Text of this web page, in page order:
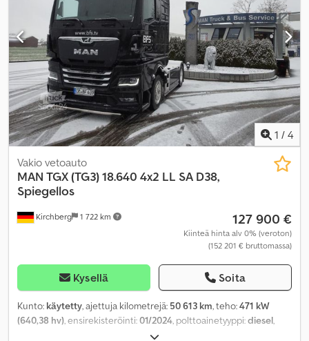
vakionopeudensäädin , - Ajonestolaite - Ajopiirturi -
Hälytysjärjestelmä - Kaksipyöräakseli - Keskusvoitelu - Lämmitys -
Radio - Visiiri Dwsdeyut Ezopfx Ahnea
1 / 4
Kirchberg 1 722 km
Vakio vetoauto
MAN TGX (TG3) 18.640 4x2 LL SA D38,
Spiegellos
127 900 €
Kiinteä hinta alv 0% (veroton)
(152 201 € bruttomassa)
Kysellä Soita
Kunto: käytetty, ajettuja kilometrejä: 50 613 km, teho:471 kW
(640,38 hv), ensirekisteröinti:01/2024, polttoainetyyppi:diesel,
, akselikokoonpano: